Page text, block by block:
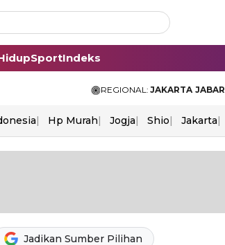
SportIndeks
REGIONAL: JAKARTA JABAR
Hp Murah Jogja Shio Jakarta
Jadikan Sumber Pilihan